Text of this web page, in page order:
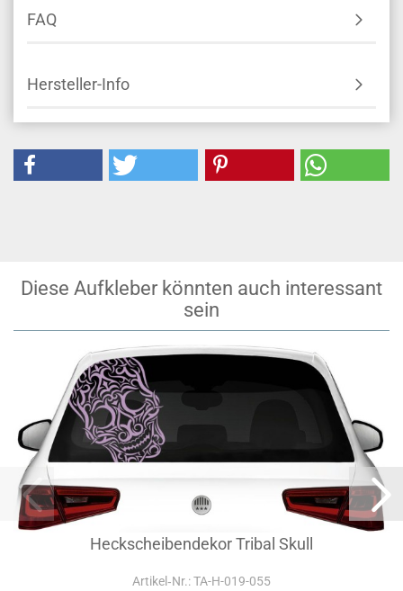
FAQ
Hersteller-Info
Diese Aufkleber könnten auch interessant
sein
Heckscheibendekor Tribal Skull
Artikel‑Nr.: TA-H-019-055